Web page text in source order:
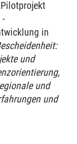
-
in
und
und
und